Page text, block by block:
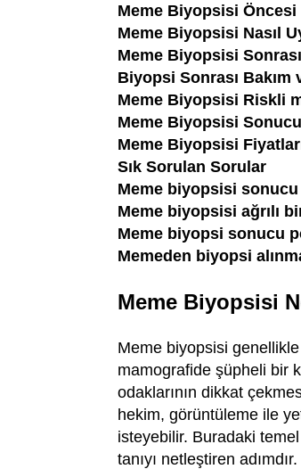
Meme Biyopsisi Öncesi
Meme Biyopsisi Nasıl
Meme Biyopsisi
Biyopsi Sonrası
Meme Biyopsisi Riskli
Meme Biyopsisi
Meme Biyopsisi
Sık Sorulan Sorular
Meme biyopsisi sonucu
Meme biyopsisi ağrılı
Meme biyopsi sonucu
Memeden biyopsi
Meme Biyopsisi
Meme biyopsisi
mamografide şüpheli bir
odaklarının dikkat
hekim, görüntüleme ile
isteyebilir. Buradaki
tanıyı netleştiren adımdır.